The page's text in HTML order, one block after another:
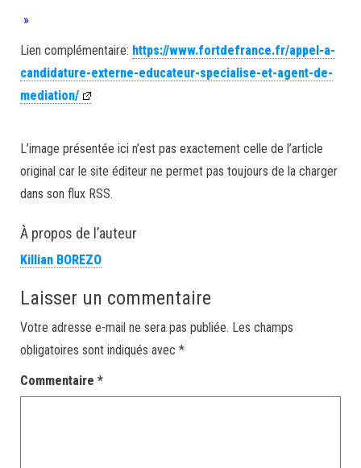
»
Lien complémentaire: https://www.fortdefrance.fr/appel-a-
candidature-externe-educateur-specialise-et-agent-de-
mediation/
L’image présentée ici n’est pas exactement celle de l’article
original car le site éditeur ne permet pas toujours de la charger
dans son flux RSS.
À propos de l’auteur
Killian BOREZO
Laisser un commentaire
Votre adresse e-mail ne sera pas publiée. Les champs
obligatoires sont indiqués avec *
Commentaire *